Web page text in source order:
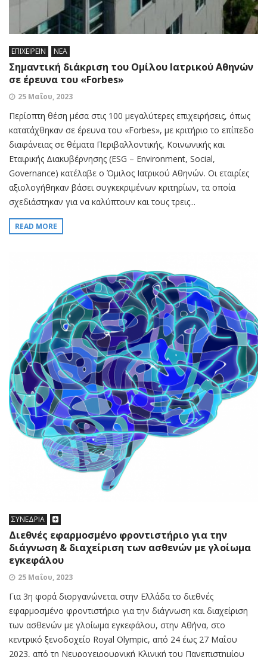
ΕΠΙΧΕΙΡΕΙΝ ΝΕΑ
Σημαντική διάκριση του Ομίλου Ιατρικού Αθηνών
σε έρευνα του «Forbes»
25 Μαΐου, 2023
Περίοπτη θέση μέσα στις 100 μεγαλύτερες επιχειρήσεις, όπως
κατατάχθηκαν σε έρευνα του «Forbes», με κριτήριο το επίπεδο
διαφάνειας σε θέματα Περιβαλλοντικής, Κοινωνικής και
Εταιρικής Διακυβέρνησης (ESG – Environment, Social,
Governance) κατέλαβε ο Όμιλος Ιατρικού Αθηνών. Οι εταιρίες
αξιολογήθηκαν βάσει συγκεκριμένων κριτηρίων, τα οποία
σχεδιάστηκαν για να καλύπτουν και τους τρεις...
READ MORE
ΣΥΝΕΔΡΙΑ
Διεθνές εφαρμοσμένο φροντιστήριο για την
διάγνωση & διαχείριση των ασθενών με γλοίωμα
εγκεφάλου
25 Μαΐου, 2023
Για 3η φορά διοργανώνεται στην Ελλάδα το διεθνές
εφαρμοσμένο φροντιστήριο για την διάγνωση και διαχείριση
των ασθενών με γλοίωμα εγκεφάλου, στην Αθήνα, στο
κεντρικό ξενοδοχείο Royal Olympic, από 24 έως 27 Μαΐου
2023, από τη Νευροχειρουργική Κλινική του Πανεπιστημίου